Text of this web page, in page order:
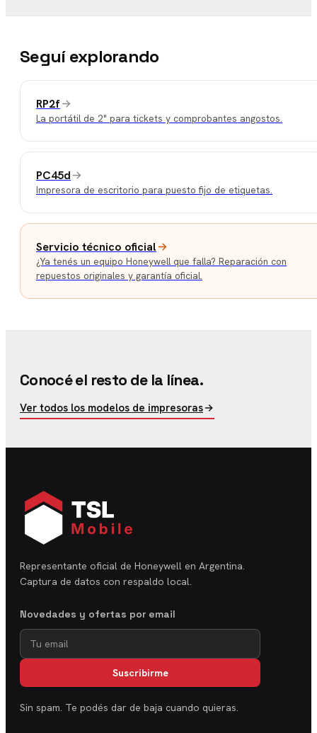
Seguí explorando
RP2f
La portátil de 2" para tickets y comprobantes angostos.
PC45d
Impresora de escritorio para puesto fijo de etiquetas.
Servicio técnico oficial
¿Ya tenés un equipo Honeywell que falla? Reparación con
repuestos originales y garantía oficial.
Conocé el resto de la línea.
Ver todos los modelos de impresoras
Representante oficial de Honeywell en Argentina.
Captura de datos con respaldo local.
Novedades y ofertas por email
Suscribirme
Sin spam. Te podés dar de baja cuando quieras.